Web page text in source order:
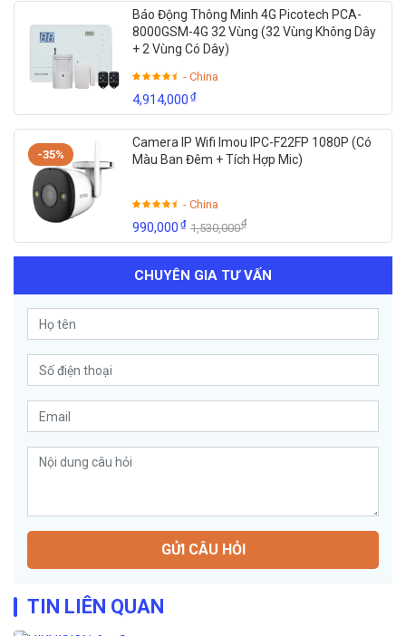
Báo Động Thông Minh 4G Picotech PCA-
8000GSM-4G 32 Vùng (32 Vùng Không Dây
+ 2 Vùng Có Dây)
- China
4,914,000₫
-35%
Camera IP Wifi Imou IPC-F22FP 1080P (Có
Màu Ban Đêm + Tích Hợp Mic)
- China
990,000₫ 1,530,000₫
CHUYÊN GIA TƯ VẤN
GỬI CÂU HỎI
TIN LIÊN QUAN